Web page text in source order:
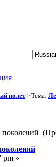
полет> Тема:
pm »